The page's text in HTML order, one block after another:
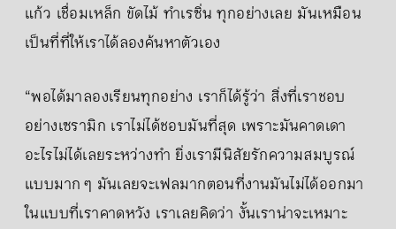
แก้ว เชื่อมเหล็ก ขัดไม้ ทำเรซิ่น ทุกอย่างเลย มันเหมือน
เป็นที่ที่ให้เราได้ลองค้นหาตัวเอง
“พอได้มาลองเรียนทุกอย่าง เราก็ได้รู้ว่า สิ่งที่เราชอบ
อย่างเซรามิก เราไม่ได้ชอบมันที่สุด เพราะมันคาดเดา
อะไรไม่ได้เลยระหว่างทำ ยิ่งเรามีนิสัยรักความสมบูรณ์
แบบมาก ๆ มันเลยจะเฟลมากตอนที่งานมันไม่ได้ออกมา
ในแบบที่เราคาดหวัง เราเลยคิดว่า งั้นเราน่าจะเหมาะ